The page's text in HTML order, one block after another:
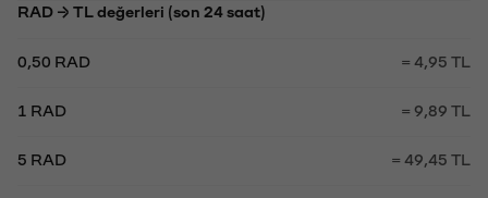
RAD → TL değerleri (son 24 saat)
0,50 RAD = 4,95 TL
1 RAD = 9,89 TL
5 RAD = 49,45 TL